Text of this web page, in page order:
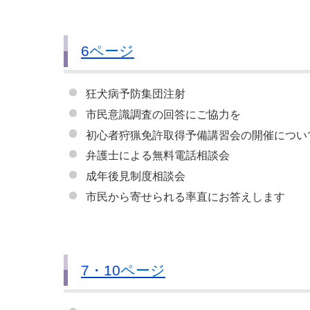
6ページ
狂犬病予防集団注射
市民意識調査の回答にご協力を
初心者狩猟免許取得予備講習会の開催につい
弁護士による無料電話相談会
成年後見制度相談会
市民から寄せられる率直にお答えします
7・10ページ